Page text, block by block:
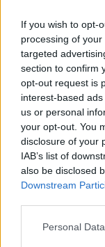
If you wish to opt-
processing of
targeted
section to confirm
opt-out request is
interest-based
us or personal
your opt-out. You
disclosure of your
IAB’s list of
also be disclosed
Downstream
Personal
skålar, dela
socker,
äggulorna.
toppar. Diska
äggvitorna blir
vispa till ett hårt
och ner
äggulesmeten i
allt i en och
slickepott eller
smeten i